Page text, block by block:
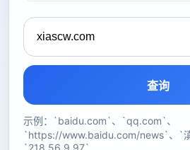
查询
示例：`baidu.com`、`qq.com`、
`https://www.baidu.com/news`、`滇
`218.56.9.97`